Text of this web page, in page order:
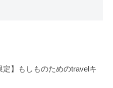
定】もしものためのtravelキ